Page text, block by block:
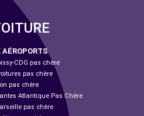
AÉROPORTS
CDG pas chère
pas chère
pas chère
Atlantique Pas Chère
pas chère